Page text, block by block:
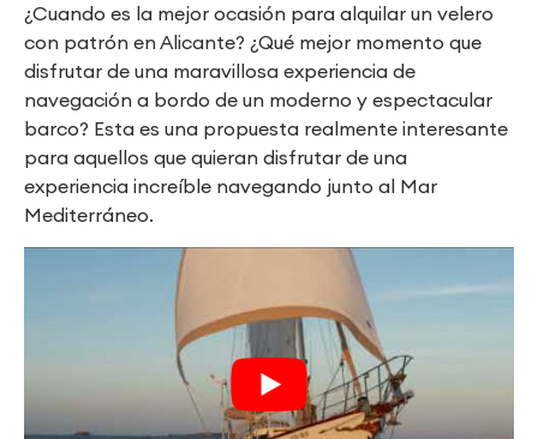
¿Cuando es la mejor ocasión para alquilar un velero
con patrón en Alicante? ¿Qué mejor momento que
disfrutar de una maravillosa experiencia de
navegación a bordo de un moderno y espectacular
barco? Esta es una propuesta realmente interesante
para aquellos que quieran disfrutar de una
experiencia increíble navegando junto al Mar
Mediterráneo.